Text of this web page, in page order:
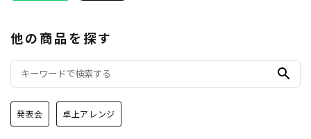
他の商品を探す
search
発表会 卓上アレンジ